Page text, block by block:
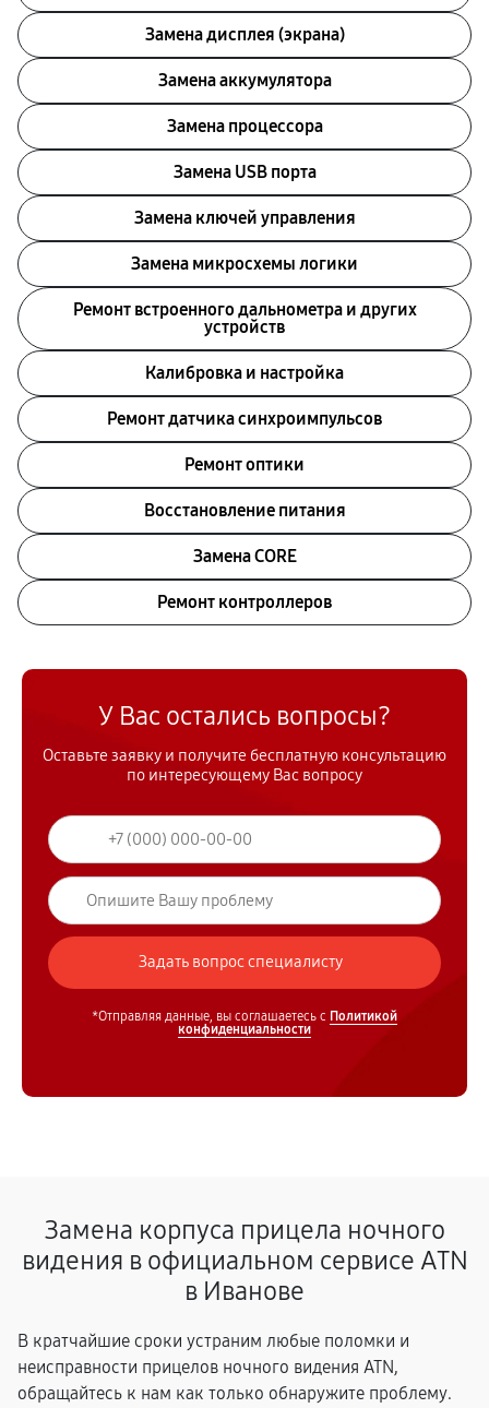
Замена дисплея (экрана)
Замена аккумулятора
Замена процессора
Замена USB порта
Замена ключей управления
Замена микросхемы логики
Ремонт встроенного дальнометра и других
устройств
Калибровка и настройка
Ремонт датчика синхроимпульсов
Ремонт оптики
Восстановление питания
Замена CORE
Ремонт контроллеров
У Вас остались вопросы?
Оставьте заявку и получите бесплатную консультацию
по интересующему Вас вопросу
*Отправляя данные, вы соглашаетесь с Политикой
конфиденциальности
Замена корпуса прицела ночного
видения в официальном сервисе ATN
в Иванове
В кратчайшие сроки устраним любые поломки и
неисправности прицелов ночного видения ATN,
обращайтесь к нам как только обнаружите проблему.